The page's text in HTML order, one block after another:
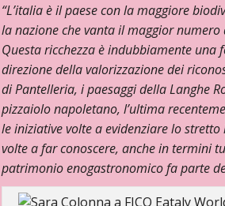
“L’italia è il paese con la maggiore
la nazione che vanta il maggior
Questa ricchezza è indubbiamente
direzione della valorizzazione dei
di Pantelleria, i paesaggi della Langhe
pizzaiolo napoletano, l’ultima
le iniziative volte a evidenziare lo
volte a far conoscere, anche in termini
patrimonio enogastronomico fa parte